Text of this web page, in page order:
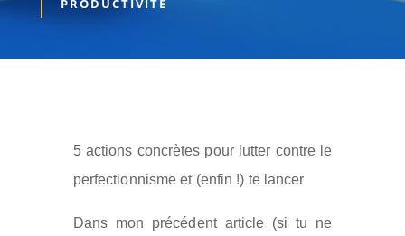
PRODUCTIVITÉ
5 actions concrètes pour lutter contre le
perfectionnisme et (enfin !) te lancer
Dans mon précédent article (si tu ne